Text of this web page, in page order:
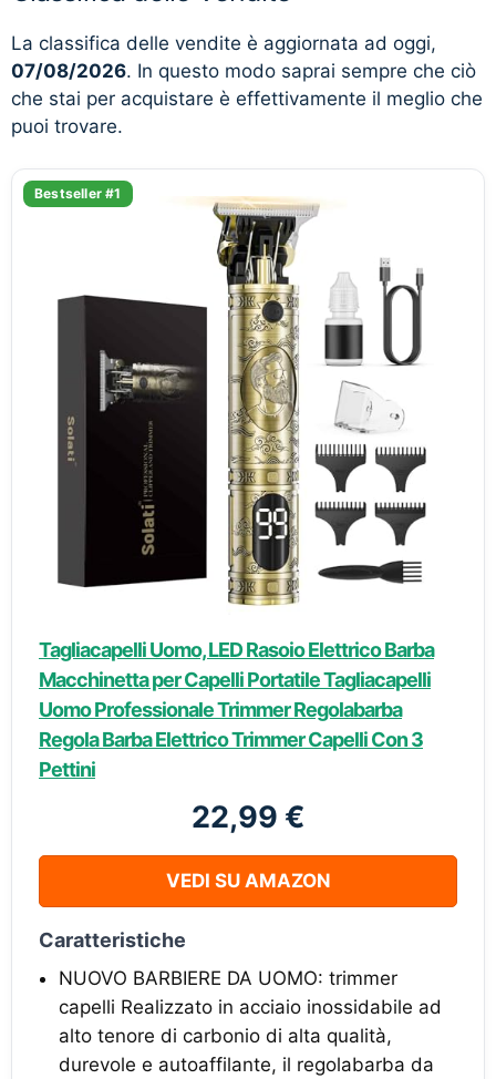
La classifica delle vendite è aggiornata ad oggi,
07/08/2026. In questo modo saprai sempre che ciò
che stai per acquistare è effettivamente il meglio che
puoi trovare.
Bestseller #1
Tagliacapelli Uomo, LED Rasoio Elettrico Barba
Macchinetta per Capelli Portatile Tagliacapelli
Uomo Professionale Trimmer Regolabarba
Regola Barba Elettrico Trimmer Capelli Con 3
Pettini
22,99 €
VEDI SU AMAZON
Caratteristiche
NUOVO BARBIERE DA UOMO: trimmer
capelli Realizzato in acciaio inossidabile ad
alto tenore di carbonio di alta qualità,
durevole e autoaffilante, il regolabarba da